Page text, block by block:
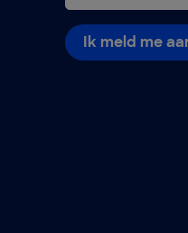
Ik meld me